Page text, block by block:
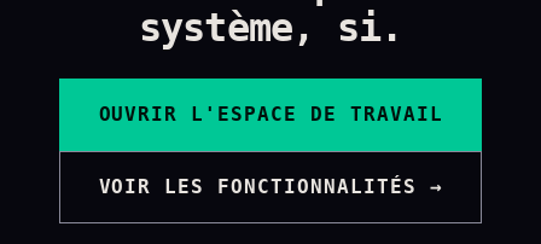
système, si.
OUVRIR L'ESPACE DE TRAVAIL
VOIR LES FONCTIONNALITÉS →